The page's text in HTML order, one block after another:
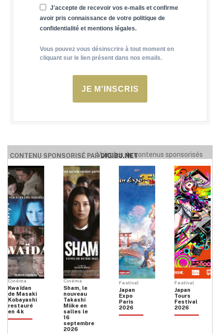
J'accepte de recevoir vos e-mails et confirme
avoir pris connaissance de votre politique de
confidentialité et mentions légales.
Vous pouvez vous désinscrire à tout moment en
cliquant sur le lien présent dans nos emails.
JE M'INSCRIS
CONTENU SPONSORISÉ PARDIGIBU.NET
Voir plus de contenus sponsorisés
Cinéma
Kwaïdan
de Masaki
Kobayashi
restauré
en 4k
Cinéma
Sham, le
nouveau
Takashi
Miike en
salles le
16
septembre
2026
Festival
Japan
Expo
Paris
2026
Festival
Japan
Tours
Festival
2026